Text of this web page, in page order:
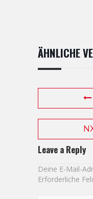
ÄHNLICHE
Leave a Reply
Deine E-Mail-
Erforderliche